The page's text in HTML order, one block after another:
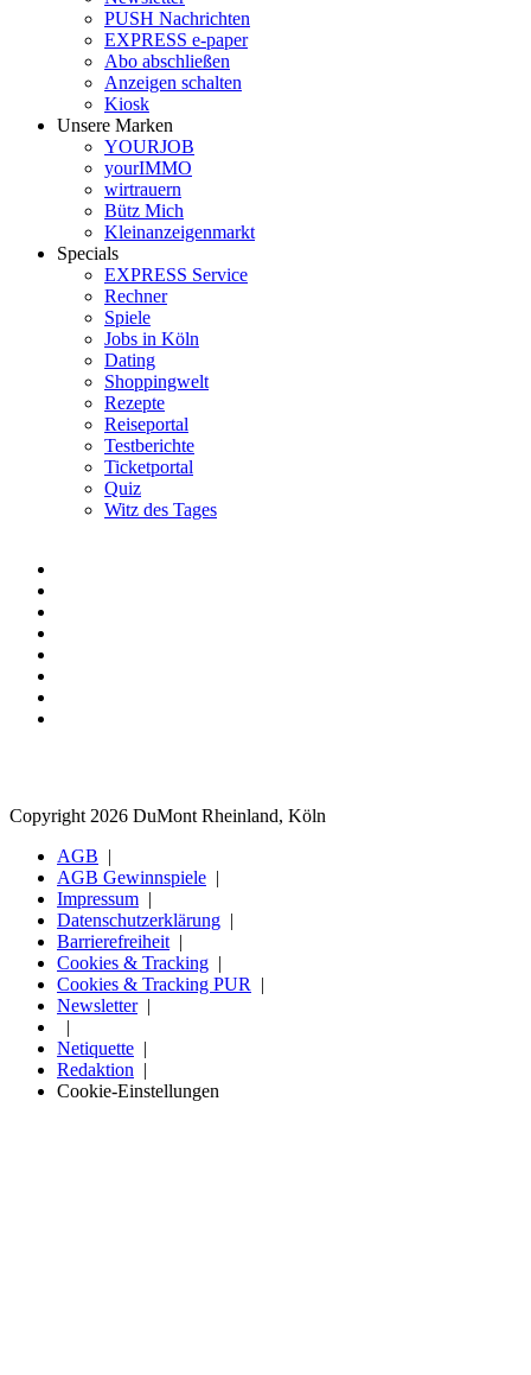
PUSH Nachrichten
EXPRESS e-paper
Abo abschließen
Anzeigen schalten
Kiosk
Unsere Marken
YOURJOB
yourIMMO
wirtrauern
Bütz Mich
Kleinanzeigenmarkt
Specials
EXPRESS Service
Rechner
Spiele
Jobs in Köln
Dating
Shoppingwelt
Rezepte
Reiseportal
Testberichte
Ticketportal
Quiz
Witz des Tages
Copyright 2026 DuMont Rheinland, Köln
AGB
AGB Gewinnspiele
Impressum
Datenschutzerklärung
Barrierefreiheit
Cookies & Tracking
Cookies & Tracking PUR
Newsletter
Netiquette
Redaktion
Cookie-Einstellungen